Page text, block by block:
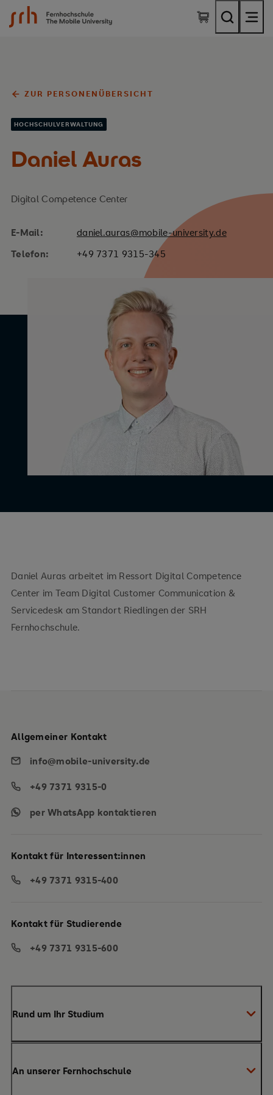
SRH Fernhochschule - The Mobile University
ZUR PERSONENÜBERSICHT
HOCHSCHULVERWALTUNG
Daniel Auras
Digital Competence Center
E-Mail:
daniel.auras@mobile-university.de
Telefon:
+49 7371 9315-345
Daniel Auras arbeitet im Ressort Digital Competence
Center im Team Digital Customer Communication &
Servicedesk am Standort Riedlingen der SRH
Fernhochschule.
Rund um Ihr Studium
Anrechnung von Vorleistungen
An unserer Fernhochschule
Allgemeiner Kontakt
info@mobile-university.de
+49 7371 9315-0
per WhatsApp kontaktieren
Kontakt für Interessent:innen
+49 7371 9315-400
Kontakt für Studierende
+49 7371 9315-600